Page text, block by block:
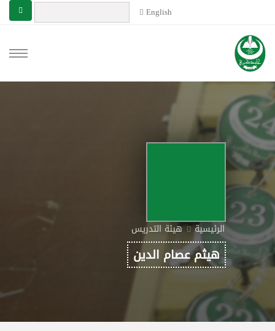
English
الرئيسية هيئة التدريس
هيثم عصام الدين